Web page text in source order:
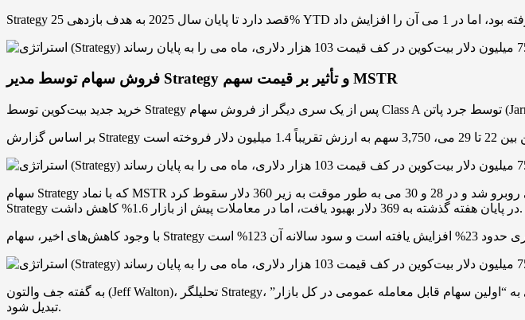
فروش سهام توسط مدیر Strategy و تأثیر بر قیمت سهم MSTR
سهام Strategy که با نماد MSTR معامله می‌شود، پس از این فروش‌ها با فشار نزولی روبرو شد و در 28 و 30 می به طور موقت به زیر 360 دلار سقوط کرد. TradingView گزارش داده است که سهام
Strategy در پایان هفته گذشته به 369 دلار بهبود یافت، اما در معاملات پیش از بازار 1.6% کاهش داشت.
به گفته جف والتون (Jeff Walton)، تحلیلگر Strategy، شرکت مایکل سیلور به دلیل سهم عظیم خود در بیت‌کوین، در موقعیت خوبی قرار دارد که روزی به “اولین سهام قابل معامله عمومی در کل بازار”
تبدیل شود.